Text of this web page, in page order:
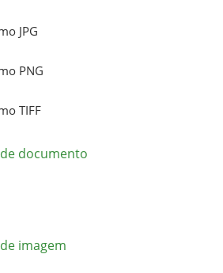
JPG
PNG
TIFF
documento
imagem